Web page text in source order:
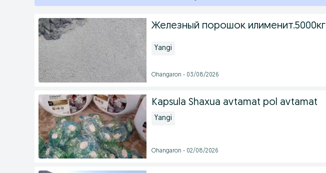
Железный порошок илименит.5000кг
Yangi
Ohangaron - 03/08/2026
Kapsula Shaxua avtamat pol avtamat
Yangi
Ohangaron - 02/08/2026